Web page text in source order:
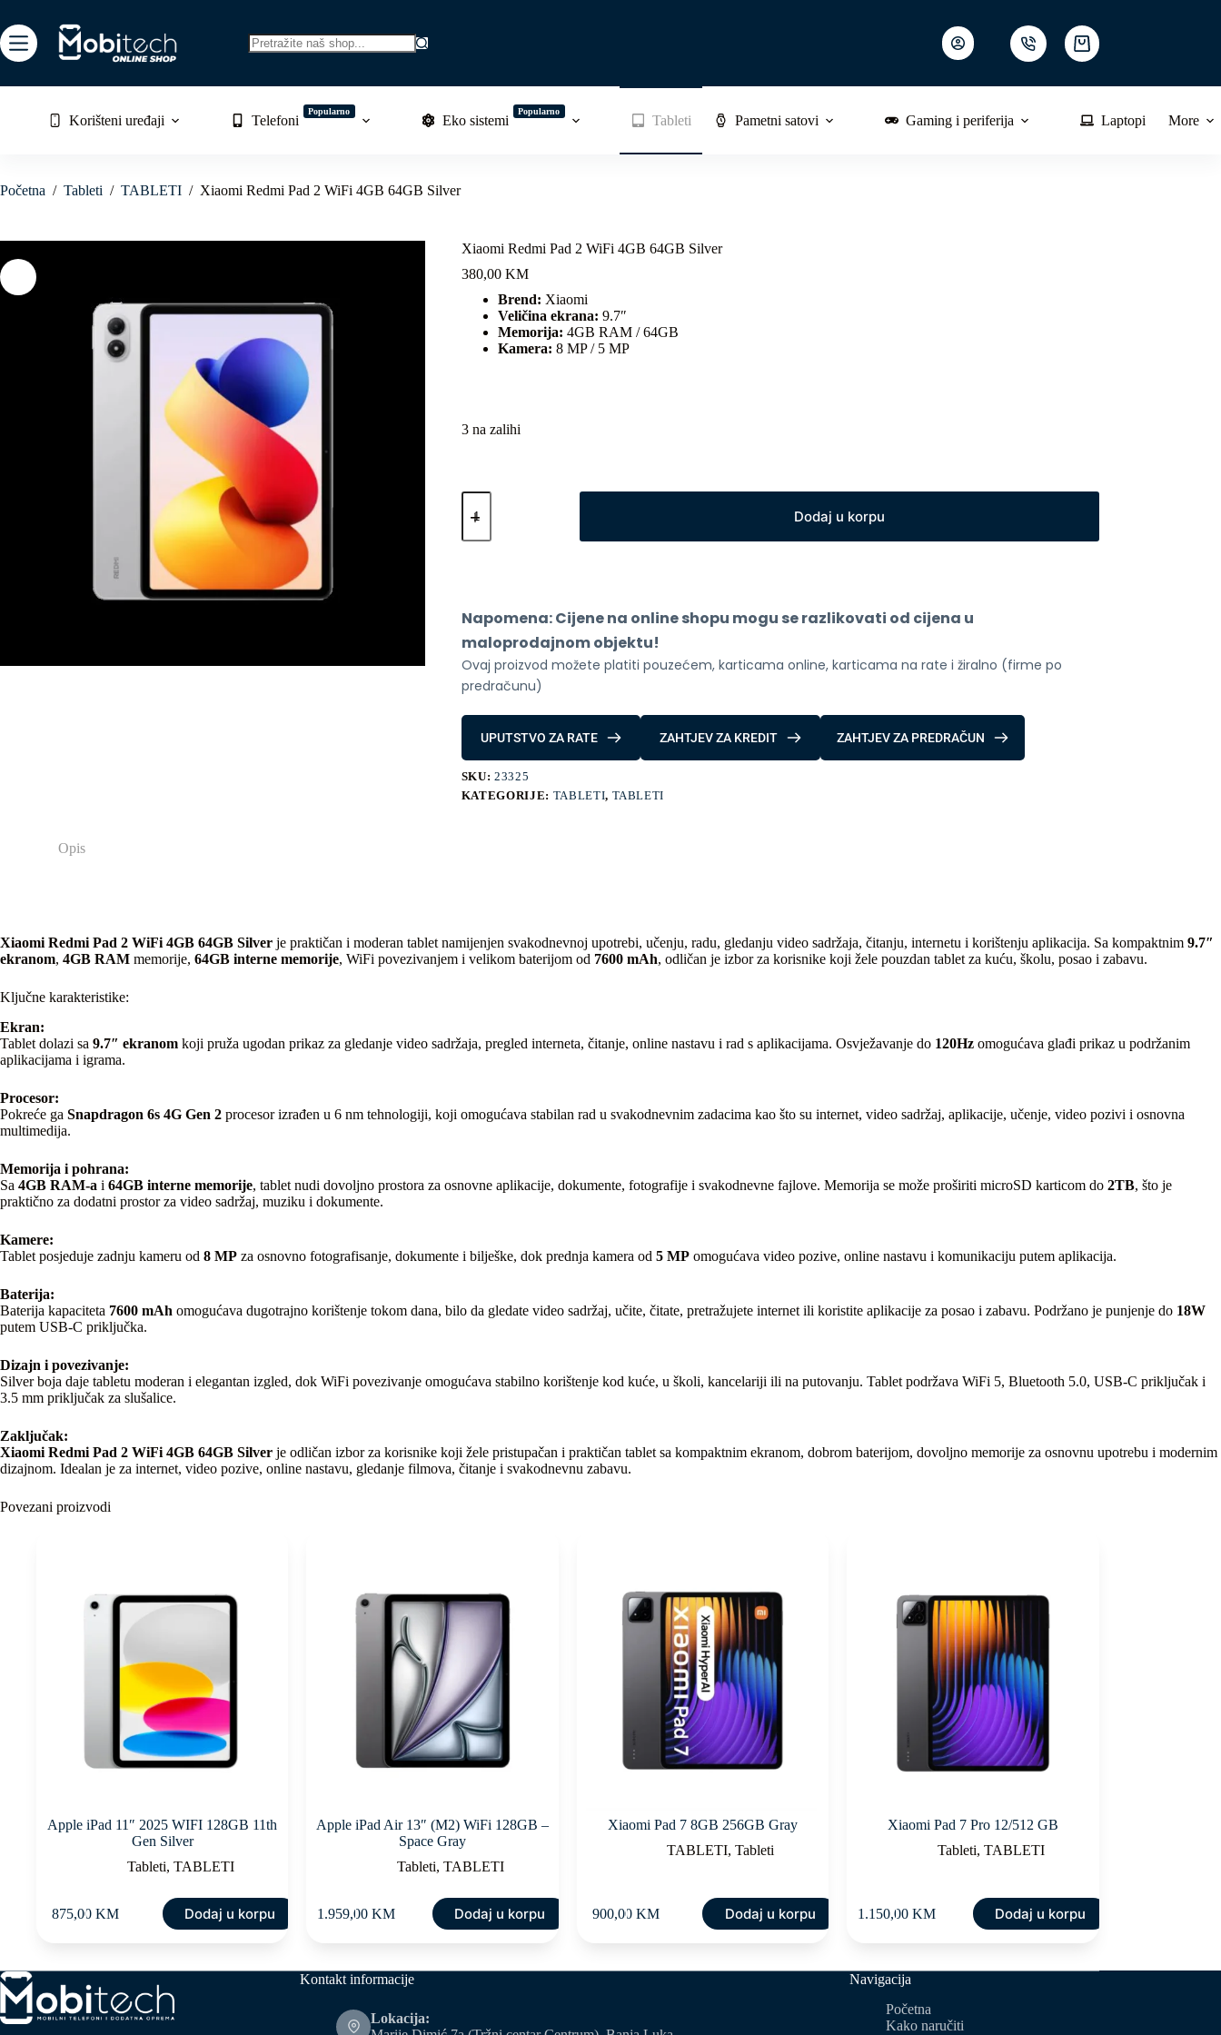
to
content
Shopping
cart
Korišteni uređaji Telefoni
Popularno
Eko sistemi
Popularno
Tableti Pametni satovi Gaming i periferija Laptopi More
Početna / Tableti / TABLETI / Xiaomi Redmi Pad 2 WiFi 4GB 64GB Silver
Xiaomi Redmi Pad 2 WiFi 4GB 64GB Silver
380,00 KM
Brend: Xiaomi
Veličina ekrana: 9.7″
Memorija: 4GB RAM / 64GB
Kamera: 8 MP / 5 MP
3 na zalihi
Xiaomi
Redmi
2
količina
Dodaj u korpu
Napomena: Cijene na online shopu mogu se razlikovati od cijena u
maloprodajnom objektu!
Ovaj proizvod možete platiti pouzećem, karticama online, karticama na rate i žiralno (firme po
predračunu)
UPUTSTVO ZA RATE ZAHTJEV ZA KREDIT ZAHTJEV ZA PREDRAČUN
SKU:23325
KATEGORIJE: TABLETI, TABLETI
Opis
Xiaomi Redmi Pad 2 WiFi 4GB 64GB Silver je praktičan i moderan tablet namijenjen svakodnevnoj upotrebi, učenju, radu, gledanju video sadržaja, čitanju, internetu i korištenju aplikacija. Sa kompaktnim 9.7″
ekranom, 4GB RAM memorije, 64GB interne memorije, WiFi povezivanjem i velikom baterijom od 7600 mAh, odličan je izbor za korisnike koji žele pouzdan tablet za kuću, školu, posao i zabavu.
Ključne karakteristike:
Ekran:
Tablet dolazi sa 9.7″ ekranom koji pruža ugodan prikaz za gledanje video sadržaja, pregled interneta, čitanje, online nastavu i rad s aplikacijama. Osvježavanje do 120Hz omogućava glađi prikaz u podržanim
aplikacijama i igrama.
Procesor:
Pokreće ga Snapdragon 6s 4G Gen 2 procesor izrađen u 6 nm tehnologiji, koji omogućava stabilan rad u svakodnevnim zadacima kao što su internet, video sadržaj, aplikacije, učenje, video pozivi i osnovna
multimedija.
Memorija i pohrana:
Sa 4GB RAM-a i 64GB interne memorije, tablet nudi dovoljno prostora za osnovne aplikacije, dokumente, fotografije i svakodnevne fajlove. Memorija se može proširiti microSD karticom do 2TB, što je
praktično za dodatni prostor za video sadržaj, muziku i dokumente.
Kamere:
Tablet posjeduje zadnju kameru od 8 MP za osnovno fotografisanje, dokumente i bilješke, dok prednja kamera od 5 MP omogućava video pozive, online nastavu i komunikaciju putem aplikacija.
Baterija:
Baterija kapaciteta 7600 mAh omogućava dugotrajno korištenje tokom dana, bilo da gledate video sadržaj, učite, čitate, pretražujete internet ili koristite aplikacije za posao i zabavu. Podržano je punjenje do 18W
putem USB-C priključka.
Dizajn i povezivanje:
Silver boja daje tabletu moderan i elegantan izgled, dok WiFi povezivanje omogućava stabilno korištenje kod kuće, u školi, kancelariji ili na putovanju. Tablet podržava WiFi 5, Bluetooth 5.0, USB-C priključak i
3.5 mm priključak za slušalice.
Zaključak:
Xiaomi Redmi Pad 2 WiFi 4GB 64GB Silver je odličan izbor za korisnike koji žele pristupačan i praktičan tablet sa kompaktnim ekranom, dobrom baterijom, dovoljno memorije za osnovnu upotrebu i modernim
dizajnom. Idealan je za internet, video pozive, online nastavu, gledanje filmova, čitanje i svakodnevnu zabavu.
Povezani proizvodi
Apple iPad 11″ 2025 WIFI 128GB 11th
Gen Silver
Tableti, TABLETI
875,00KM Dodaj u korpu
Apple iPad Air 13″ (M2) WiFi 128GB –
Space Gray
Tableti,TABLETI
1.959,00 KM Dodaj u korpu
Xiaomi Pad 7 8GB 256GB Gray
TABLETI,Tableti
900,00KM Dodaj u korpu
Xiaomi Pad 7 Pro 12/512 GB
Tableti, TABLETI
1.150,00 KM Dodaj u korpu
Kontakt informacije
Lokacija:
Navigacija
Početna
Kako naručiti